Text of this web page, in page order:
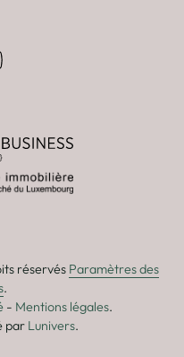
réservés Paramètres des
.
- Mentions légales.
par Lunivers.